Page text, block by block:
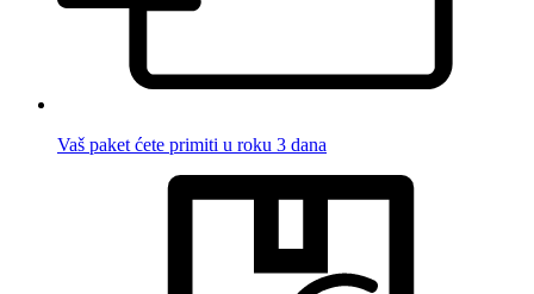
Vaš paket ćete primiti u roku 3 dana